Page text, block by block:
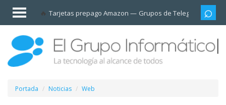
Tarjetas prepago Amazon Grupos de Telegram
Invitado
Iniciar
sesión /
Registrarse
Esenciales
Móviles
Portada Noticias Web